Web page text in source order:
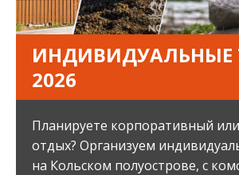
ИНДИВИДУАЛЬНЫЕ
2026
Планируете корпоративный
отдых? Организуем
на Кольском полуострове, с